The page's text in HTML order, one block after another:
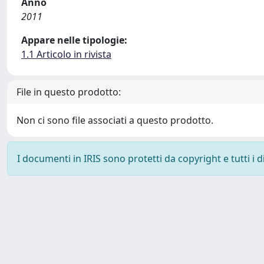
2011
Appare nelle tipologie:
1.1 Articolo in rivista
File in questo prodotto:
Non ci sono file associati a questo prodotto.
I documenti in IRIS sono protetti da copyright e tutti i